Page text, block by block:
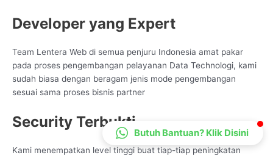
Developer yang Expert
Team Lentera Web di semua penjuru Indonesia amat pakar
pada proses pengembangan pelayanan Data Technologi, kami
sudah biasa dengan beragam jenis mode pengembangan
sesuai sama proses bisnis partner
Security Terbukti
Kami menempatkan level tinggi buat tiap-tiap peningkatan
Butuh Bantuan? Klik Disini